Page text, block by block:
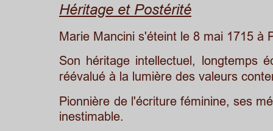
Héritage et Postérité
Marie Mancini s'éteint le 8 mai 1715 à
Son héritage intellectuel, longtemps
réévalué à la lumière des valeurs
Pionnière de l'écriture féminine, ses
inestimable.